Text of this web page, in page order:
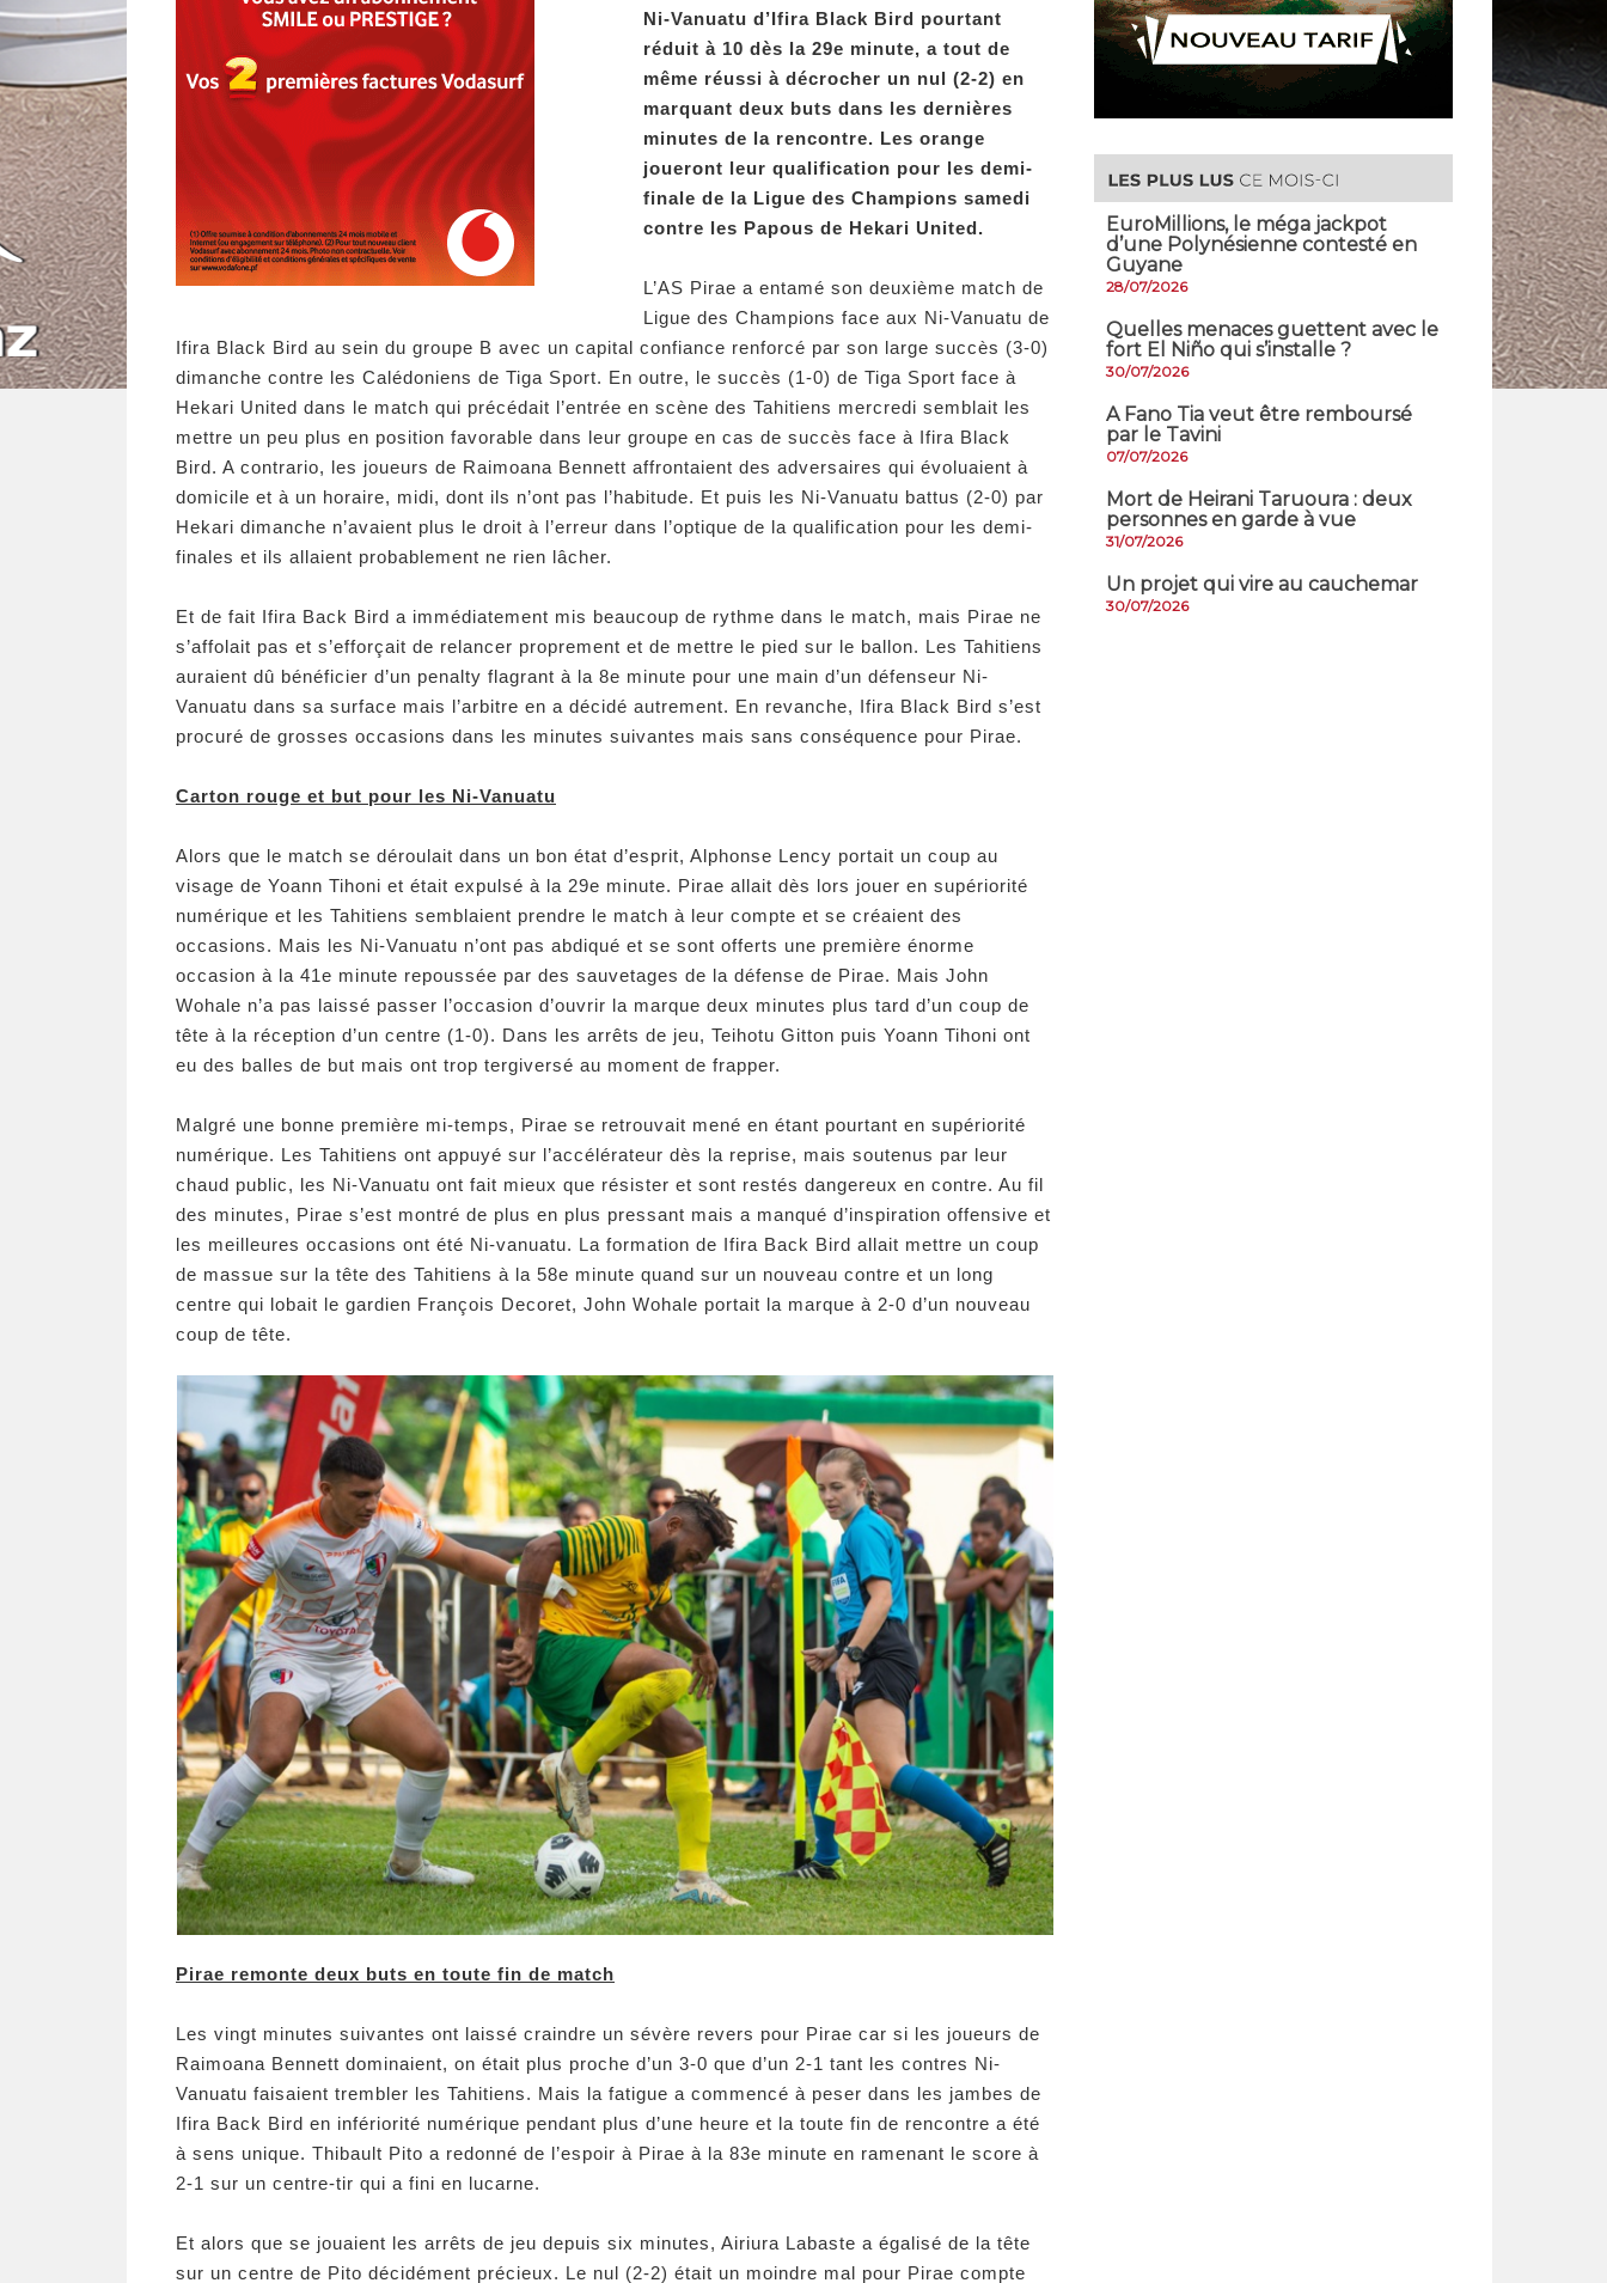
Ni-Vanuatu d’Ifira Black Bird pourtant
réduit à 10 dès la 29e minute, a tout de
même réussi à décrocher un nul (2-2) en
marquant deux buts dans les dernières
minutes de la rencontre. Les orange
joueront leur qualification pour les demi-
finale de la Ligue des Champions samedi
contre les Papous de Hekari United.
L’AS Pirae a entamé son deuxième match de
Ligue des Champions face aux Ni-Vanuatu de
Ifira Black Bird au sein du groupe B avec un capital confiance renforcé par son large succès (3-0)
dimanche contre les Calédoniens de Tiga Sport. En outre, le succès (1-0) de Tiga Sport face à
Hekari United dans le match qui précédait l’entrée en scène des Tahitiens mercredi semblait les
mettre un peu plus en position favorable dans leur groupe en cas de succès face à Ifira Black
Bird. A contrario, les joueurs de Raimoana Bennett affrontaient des adversaires qui évoluaient à
domicile et à un horaire, midi, dont ils n’ont pas l’habitude. Et puis les Ni-Vanuatu battus (2-0) par
Hekari dimanche n’avaient plus le droit à l’erreur dans l’optique de la qualification pour les demi-
finales et ils allaient probablement ne rien lâcher.
Et de fait Ifira Back Bird a immédiatement mis beaucoup de rythme dans le match, mais Pirae ne
s’affolait pas et s’efforçait de relancer proprement et de mettre le pied sur le ballon. Les Tahitiens
auraient dû bénéficier d’un penalty flagrant à la 8e minute pour une main d’un défenseur Ni-
Vanuatu dans sa surface mais l’arbitre en a décidé autrement. En revanche, Ifira Black Bird s’est
procuré de grosses occasions dans les minutes suivantes mais sans conséquence pour Pirae.
Carton rouge et but pour les Ni-Vanuatu
Alors que le match se déroulait dans un bon état d’esprit, Alphonse Lency portait un coup au
visage de Yoann Tihoni et était expulsé à la 29e minute. Pirae allait dès lors jouer en supériorité
numérique et les Tahitiens semblaient prendre le match à leur compte et se créaient des
occasions. Mais les Ni-Vanuatu n’ont pas abdiqué et se sont offerts une première énorme
occasion à la 41e minute repoussée par des sauvetages de la défense de Pirae. Mais John
Wohale n’a pas laissé passer l’occasion d’ouvrir la marque deux minutes plus tard d’un coup de
tête à la réception d’un centre (1-0). Dans les arrêts de jeu, Teihotu Gitton puis Yoann Tihoni ont
eu des balles de but mais ont trop tergiversé au moment de frapper.
Malgré une bonne première mi-temps, Pirae se retrouvait mené en étant pourtant en supériorité
numérique. Les Tahitiens ont appuyé sur l’accélérateur dès la reprise, mais soutenus par leur
chaud public, les Ni-Vanuatu ont fait mieux que résister et sont restés dangereux en contre. Au fil
des minutes, Pirae s’est montré de plus en plus pressant mais a manqué d’inspiration offensive et
les meilleures occasions ont été Ni-vanuatu. La formation de Ifira Back Bird allait mettre un coup
de massue sur la tête des Tahitiens à la 58e minute quand sur un nouveau contre et un long
centre qui lobait le gardien François Decoret, John Wohale portait la marque à 2-0 d’un nouveau
coup de tête.
Pirae remonte deux buts en toute fin de match
Les vingt minutes suivantes ont laissé craindre un sévère revers pour Pirae car si les joueurs de
Raimoana Bennett dominaient, on était plus proche d’un 3-0 que d’un 2-1 tant les contres Ni-
Vanuatu faisaient trembler les Tahitiens. Mais la fatigue a commencé à peser dans les jambes de
Ifira Back Bird en infériorité numérique pendant plus d’une heure et la toute fin de rencontre a été
à sens unique. Thibault Pito a redonné de l’espoir à Pirae à la 83e minute en ramenant le score à
2-1 sur un centre-tir qui a fini en lucarne.
Et alors que se jouaient les arrêts de jeu depuis six minutes, Airiura Labaste a égalisé de la tête
sur un centre de Pito décidément précieux. Le nul (2-2) était un moindre mal pour Pirae compte
EuroMillions, ​le méga jackpot
d’une Polynésienne contesté en
Guyane
28/07/2026
Quelles menaces guettent avec le
fort El Niño qui s’installe ?
30/07/2026
A Fano Tia veut être remboursé
par le Tavini
07/07/2026
Mort de Heirani Taruoura : deux
personnes en garde à vue
31/07/2026
Un projet qui vire au cauchemar
30/07/2026